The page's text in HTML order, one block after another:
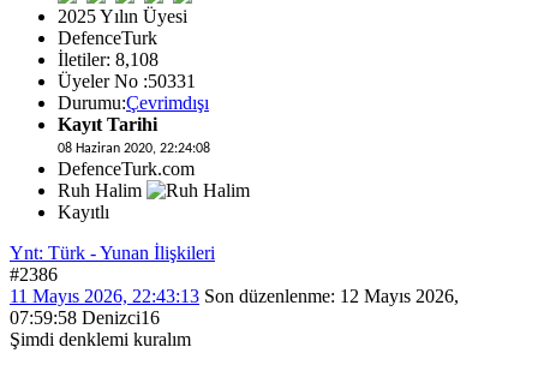
2025 Yılın Üyesi
DefenceTurk
İletiler: 8,108
Üyeler No :50331
Durumu:Çevrimdışı
Kayıt Tarihi
08 Haziran 2020, 22:24:08
DefenceTurk.com
Ruh Halim
Kayıtlı
Ynt: Türk - Yunan İlişkileri
#2386
11 Mayıs 2026, 22:43:13 Son düzenlenme: 12 Mayıs 2026,
07:59:58 Denizci16
Şimdi denklemi kuralım